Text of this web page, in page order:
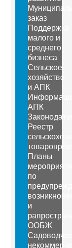
заказ
Поддержка
малого и
среднего
бизнеса
Сельское
хозяйство
и АПК
АПК
Реестр
Планы
по
и
ООБЖ